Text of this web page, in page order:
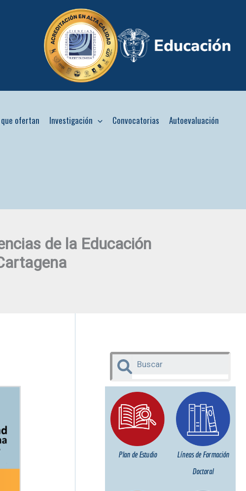
ofertan Investigación Convocatorias Autoevaluación
de la Educación
Plan de Estudio
Líneas de Formación
Doctoral